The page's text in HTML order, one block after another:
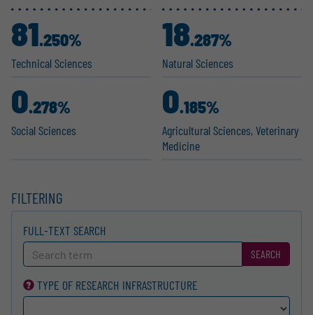
Technical Sciences
81.250%
Natural Sciences
18.287%
Social Sciences
0.278%
Agricul­tural Sciences, Veterinary
Medicine
0.185%
FILTERING
FULL-TEXT SEARCH
SEARCH
TYPE OF RESEARCH INFRA­STRUCTURE